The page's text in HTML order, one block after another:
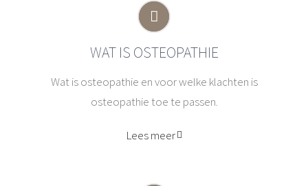
WAT IS OSTEOPATHIE
Wat is osteopathie en voor welke klachten is
osteopathie toe te passen.
Lees meer